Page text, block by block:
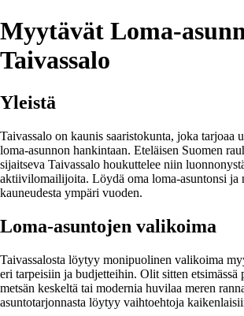
Myytävät Loma-
Taivassalo
Yleistä
Taivassalo on kaunis saaristokunta, joka tarjoaa
loma-asunnon hankintaan. Eteläisen Suomen
sijaitseva Taivassalo houkuttelee niin
aktiivilomailijoita. Löydä oma loma-asuntonsi ja
kauneudesta ympäri vuoden.
Loma-asuntojen valikoima
Taivassalosta löytyy monipuolinen valikoima
eri tarpeisiin ja budjetteihin. Olit sitten etsimässä
metsän keskeltä tai modernia huvilaa meren
asuntotarjonnasta löytyy vaihtoehtoja